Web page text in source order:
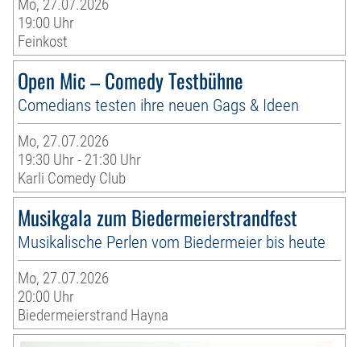
Mo, 27.07.2026
19:00 Uhr
Feinkost
Open Mic – Comedy Testbühne
Comedians testen ihre neuen Gags & Ideen
Mo, 27.07.2026
19:30 Uhr - 21:30 Uhr
Karli Comedy Club
Musikgala zum Biedermeierstrandfest
Musikalische Perlen vom Biedermeier bis heute
Mo, 27.07.2026
20:00 Uhr
Biedermeierstrand Hayna